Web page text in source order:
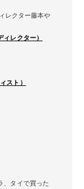
レクター藤本や
レクター）
スト）
、タイで買った